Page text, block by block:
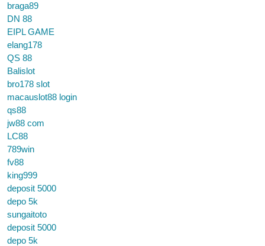
braga89
DN 88
EIPL GAME
elang178
QS 88
Balislot
bro178 slot
macauslot88 login
qs88
jw88 com
LC88
789win
fv88
king999
deposit 5000
depo 5k
sungaitoto
deposit 5000
depo 5k